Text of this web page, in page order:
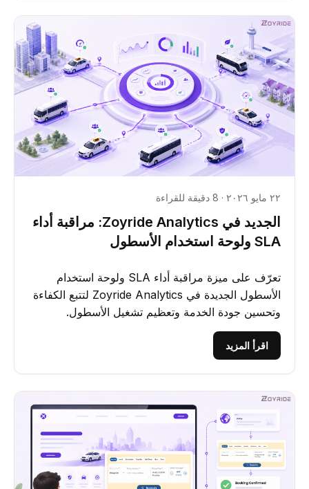
٢٢ مايو ٢٠٢٦ · 8 دقيقة للقراءة
الجديد في Zoyride Analytics: مراقبة أداء
SLA ولوحة استخدام الأسطول
تعرّف على ميزة مراقبة أداء SLA ولوحة استخدام
الأسطول الجديدة في Zoyride Analytics لتتبع الكفاءة
وتحسين جودة الخدمة وتعظيم تشغيل الأسطول.
اقرأ المزيد